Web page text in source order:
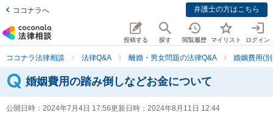
ココナラへ 弁護士の方はこちら
投稿する 探す 閲覧履歴 マイリスト ログイン
ココナラ法律相談 法律Q&A 離婚・男女問題の法律Q&A 婚姻費用(
婚姻費用の踏み倒しなどお金について
公開日時： 2024年7月4日 17:56更新日時： 2024年8月11日 12:44